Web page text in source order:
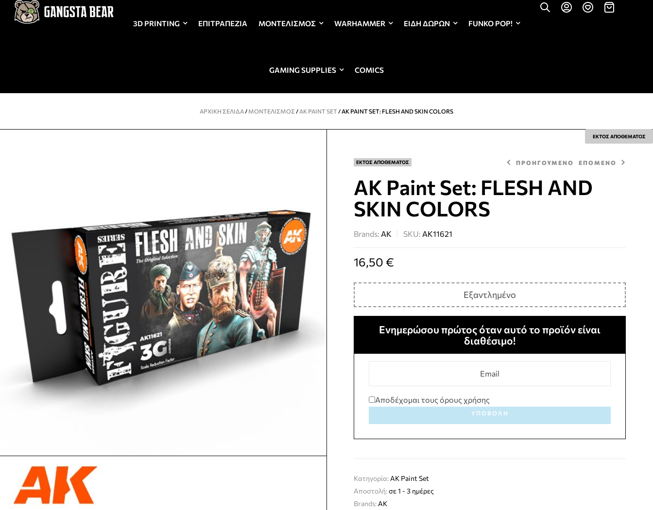
3D PRINTING ΕΠΙΤΡΑΠΈΖΙΑ ΜΟΝΤΕΛΙΣΜΌΣ WARHAMMER ΕΊΔΗ ΔΏΡΩΝ FUNKO POP!
GAMING SUPPLIES COMICS
ΑΡΧΙΚΉ ΣΕΛΊΔΑ/ ΜΟΝΤΕΛΙΣΜΌΣ / AK PAINT SET/ AK PAINT SET: FLESH AND SKIN COLORS
ΕΚΤΟΣ ΑΠΟΘΕΜΑΤΟΣ
ΕΚΤΟΣ ΑΠΟΘΕΜΑΤΟΣ ΠΡΟΗΓΟΥΜΕΝΟ ΕΠΟΜΕΝΟ
AK Paint Set: FLESH AND
SKIN COLORS
Brands: AK SKU: AK11621
16,50 €
Εξαντλημένο
Ενημερώσου πρώτος όταν αυτό το προϊόν είναι
διαθέσιμο!
Αποδέχομαι τους όρους χρήσης
ΥΠΟΒΟΛΉ
Κατηγορία: AK Paint Set
Αποστολή:σε 1 - 3 ημέρες
Brands: AK